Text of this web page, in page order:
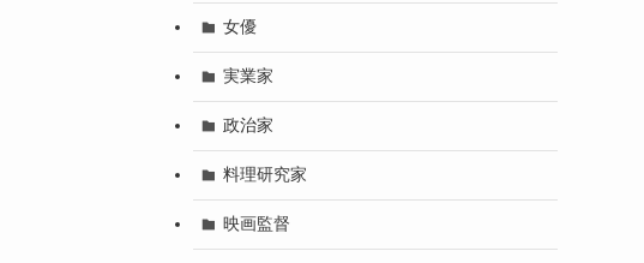
女優
実業家
政治家
料理研究家
映画監督